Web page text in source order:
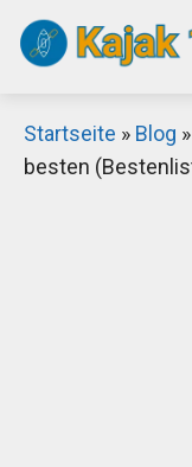
Zum
Inhalt
Startseite » Blog »
besten